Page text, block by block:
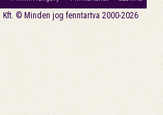
Kft. © Minden jog fenntartva 2000-2026